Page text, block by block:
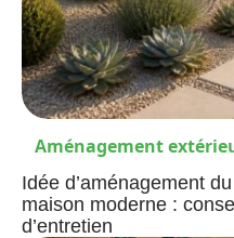
Aménagement
Idée d’aménagement
maison moderne :
d’entretien